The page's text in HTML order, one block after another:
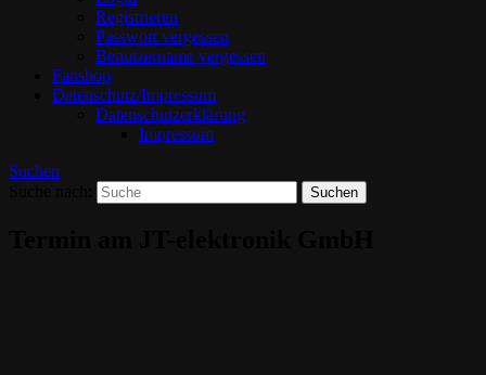
Registrieren
Passwort vergessen
Benutzername vergessen
Fanshop
Datenschutz/Impressum
Datenschutzerklärung
Impressum
Suchen